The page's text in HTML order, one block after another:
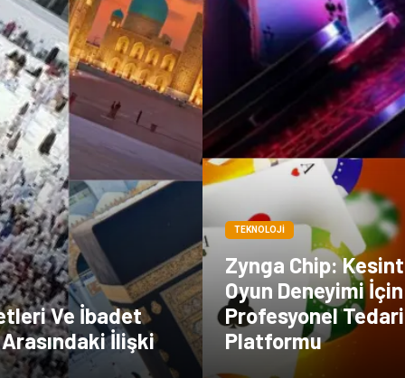
Ve İbadet
İlişki
TEKNOLOJI
Zynga Chip:
Oyun Deneyimi İçin
Profesyonel
Platformu